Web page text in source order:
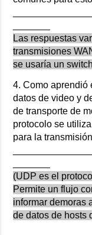
Las respuestas
transmisiones
se usaría un
4. Como aprendió
datos de video y
de transporte de
protocolo se
para la
(UDP es el
Permite un flujo
informar demoras
de datos de hosts